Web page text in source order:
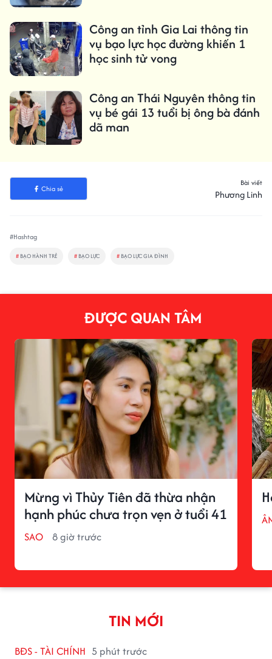
Công an tỉnh Gia Lai thông tin
vụ bạo lực học đường khiến 1
học sinh tử vong
Công an Thái Nguyên thông tin
vụ bé gái 13 tuổi bị ông bà đánh
dã man
Chia sẻ
Bài viết
Phương Linh
#Hashtag
# BẠO HÀNH TRẺ # BẠO LỰC # BẠO LỰC GIA ĐÌNH
ĐƯỢC QUAN TÂM
Mừng vì Thủy Tiên đã thừa nhận
hạnh phúc chưa trọn vẹn ở tuổi 41
SAO 8 giờ trước
TIN MỚI
BĐS - TÀI CHÍNH 5 phút trước